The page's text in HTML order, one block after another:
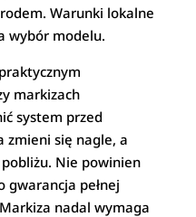
Warunki lokalne
wybór modelu.
markizach
system przed
zmieni się nagle, a
Nie powinien
gwarancja pełnej
nadal wymaga